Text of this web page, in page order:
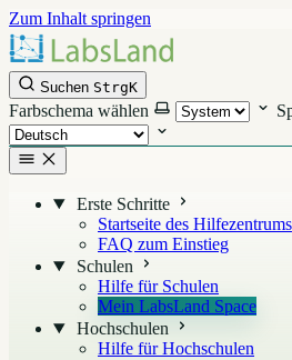
Zum Inhalt springen
Suchen StrgK
Farbschema wählen
Erste Schritte
Startseite des Hilfezentrums
FAQ zum Einstieg
Schulen
Hilfe für Schulen
Mein LabsLand Space
Hochschulen
Hilfe für Hochschulen